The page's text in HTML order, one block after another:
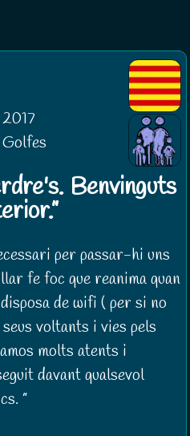
Benvinguts
per passar-hi uns
fe foc que reanima quan
de wifi ( per si no
voltants i vies pels
molts atents i
davant qualsevol